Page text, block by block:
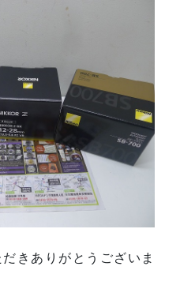
きありがとうございま